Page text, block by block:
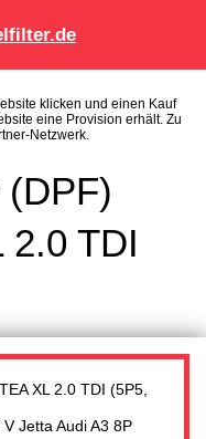
klicken und einen Kauf
eine Provision erhält. Zu
Netzwerk.
2.0 TDI
Jetta Audi A3 8P